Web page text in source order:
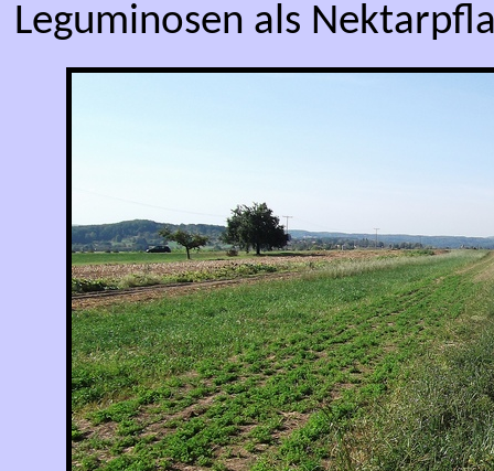
Leguminosen als